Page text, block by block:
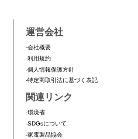
運営会社
-会社概要
-利用規約
-個人情報保護方針
-特定商取引法に基づく表記
関連リンク
-環境省
-SDGsについて
-家電製品協会